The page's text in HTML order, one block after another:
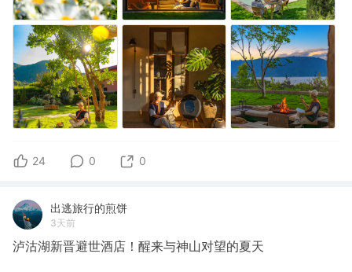
24 0 0
出逃旅行的煎饼
3天前
泸沽湖新晋避世酒店！醒来与神山对望的夏天